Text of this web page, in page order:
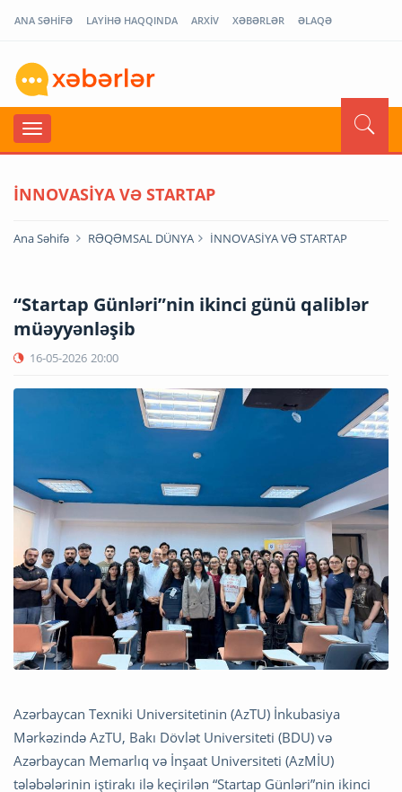
ANA SƏHİFƏ LAYİHƏ HAQQINDA ARXİV XƏBƏRLƏR ƏLAQƏ
İNNOVASİYA VƏ STARTAP
Ana Səhifə RƏQƏMSAL DÜNYA İNNOVASİYA VƏ STARTAP
“Startap Günləri”nin ikinci günü qaliblər
müəyyənləşib
16-05-2026 20:00
Azərbaycan Texniki Universitetinin (AzTU) İnkubasiya
Mərkəzində AzTU, Bakı Dövlət Universiteti (BDU) və
Azərbaycan Memarlıq və İnşaat Universiteti (AzMİU)
tələbələrinin iştirakı ilə keçirilən “Startap Günləri”nin ikinci